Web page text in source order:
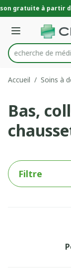
Aller au contenu
1 de 1
gratuite à partir
Menu
Rechercher
Recherche de
Accueil / Soins à
Bas,
Filtre